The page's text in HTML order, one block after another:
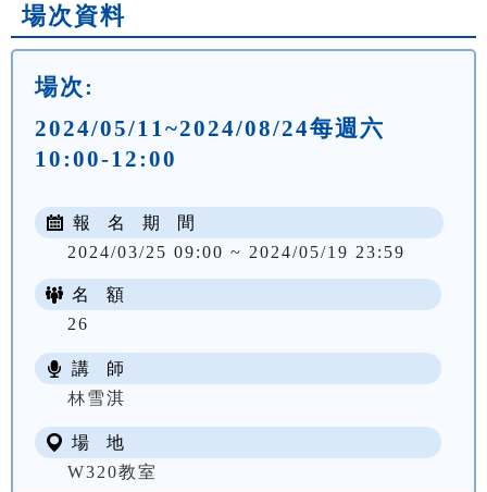
場次資料
場次:
2024/05/11~2024/08/24每週六
10:00-12:00
報 名 期 間
2024/03/25 09:00 ~ 2024/05/19 23:59
名 額
26
講 師
林雪淇
場 地
W320教室